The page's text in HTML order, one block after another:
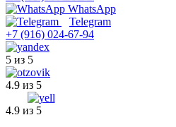
WhatsApp
Telegram
+7 (916) 024-67-94
5 из 5
4.9 из 5
4.9 из 5